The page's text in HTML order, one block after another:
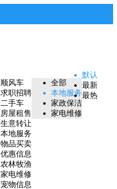
顺风车
求职招聘
二手车
房屋租售
生意转让
本地服务
物品买卖
优惠信息
农林牧渔
家电维修
宠物信息
全部
本地服务
家政保洁
家电维修
默认
最新
最热